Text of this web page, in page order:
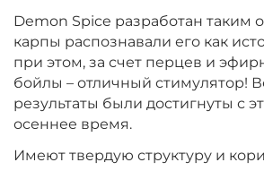
‍899‍ ₽‍1 058‍₽
Диаметр:
Demon Spice разработан таким
карпы распознавали его как
при этом, за счет перцев и
бойлы – отличный стимулятор!
результаты были достигнуты с
осеннее время.
Имеют твердую структуру и